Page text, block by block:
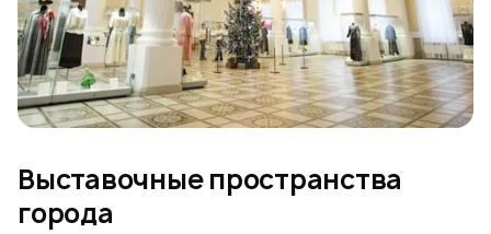
Выставочные пространства
города